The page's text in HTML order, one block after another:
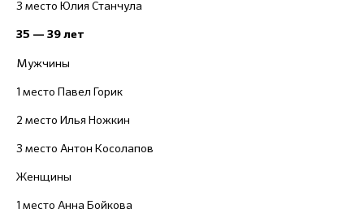
3 место Юлия Станчула
35 — 39 лет
Мужчины
1 место Павел Горик
2 место Илья Ножкин
3 место Антон Косолапов
Женщины
1 место Анна Бойкова